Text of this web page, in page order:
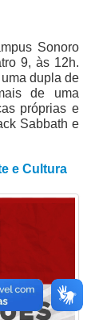
Sonoro
9, às 12h.
dupla de
de uma
próprias e
Sabbath e
e Cultura